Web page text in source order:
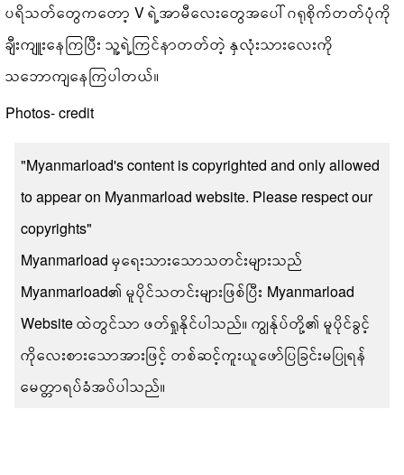
ပရိသတ်တွေကတော့ V ရဲ့အာမီလေးတွေအပေါ် ဂရုစိုက်တတ်ပုံကို
ချီးကျူးနေကြပြီး သူ့ရဲ့ကြင်နာတတ်တဲ့ နှလုံးသားလေးကို
သဘောကျနေကြပါတယ်။
Photos- credit
"Myanmarload's content is copyrighted and only allowed
to appear on Myanmarload website. Please respect our
copyrights"
Myanmarload မှရေးသားသောသတင်းများသည်
Myanmarload၏ မူပိုင်သတင်းများဖြစ်ပြီး Myanmarload
Website ထဲတွင်သာ ဖတ်ရှုနိုင်ပါသည်။ ကျွန်ုပ်တို့၏ မူပိုင်ခွင့်
ကိုလေးစားသောအားဖြင့် တစ်ဆင့်ကူးယူဖော်ပြခြင်းမပြုရန်
မေတ္တာရပ်ခံအပ်ပါသည်။